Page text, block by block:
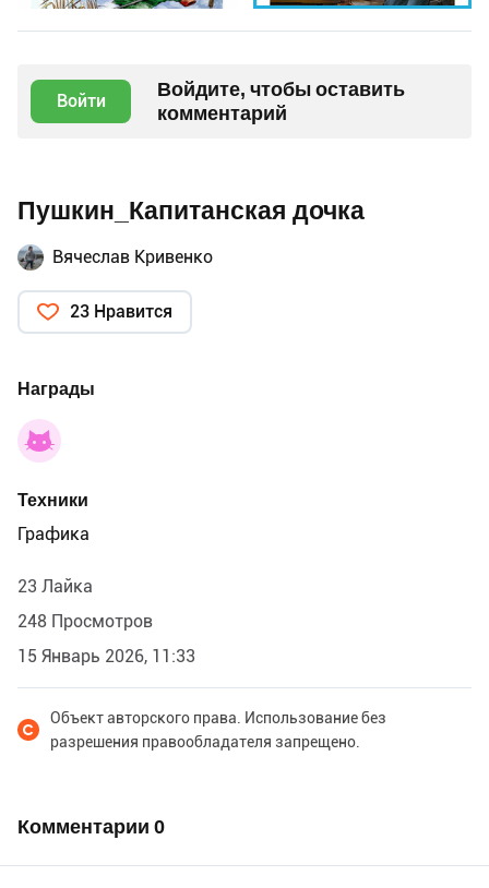
Войти
Войдите, чтобы оставить
комментарий
Пушкин_Капитанская дочка
Вячеслав Кривенко
23 Нравится
Награды
Техники
Графика
23 Лайка
248 Просмотров
15 Январь 2026, 11:33
Объект авторского права. Использование без
разрешения правообладателя запрещено.
Комментарии 0